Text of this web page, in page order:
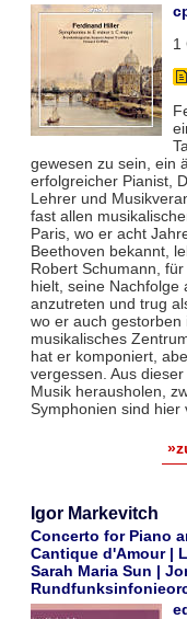
1
gewesen zu sein, ein
erfolgreicher Pianist,
Lehrer und
fast allen
Paris, wo er acht
Beethoven bekannt,
Robert Schumann,
hielt, seine Nachfolge
anzutreten und trug
wo er auch gestorben
musikalisches
hat er komponiert,
vergessen. Aus
Musik herausholen,
Symphonien sind hier
Igor Markevitch
Concerto for Piano
Cantique d'Amour |
Sarah Maria Sun |